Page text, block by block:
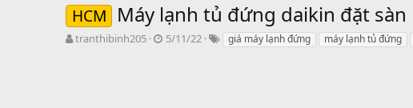
HCM Máy lạnh tủ đứng daikin đặt sàn
N
tranthibinh205
N
5/11/22
Tgiá máy lạnh đứng máy lạnh tủ đứng